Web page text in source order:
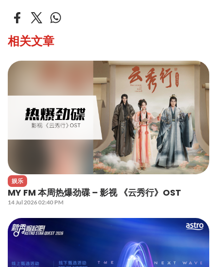
相关文章
娱乐
MY FM 本周热爆劲碟 – 影视 《云秀行》OST
14 Jul 2026 02:40 PM